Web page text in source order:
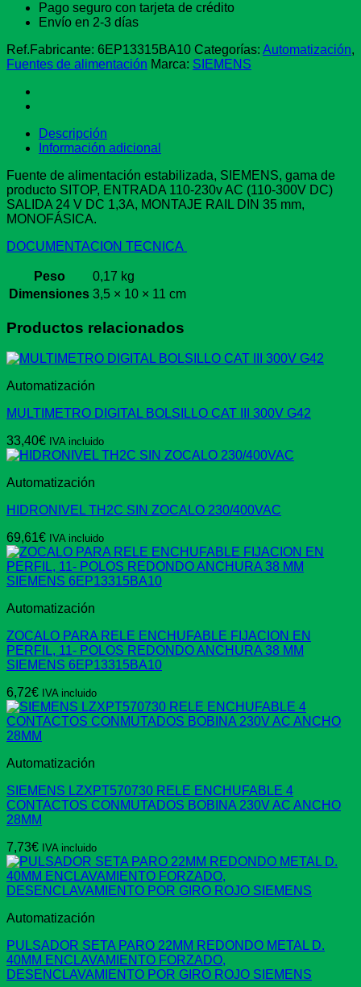
SITOP
PSU100C
220
V
SALIDA
24V
/
1,3A
6EP13315BA10
cantidad
Pago seguro con tarjeta de crédito
Envío en 2-3 días
Ref.Fabricante: 6EP13315BA10 Categorías: Automatización,
Fuentes de alimentación Marca: SIEMENS
Descripción
Información adicional
Fuente de alimentación estabilizada, SIEMENS, gama de
producto SITOP, ENTRADA 110-230v AC (110-300V DC)
SALIDA 24 V DC 1,3A, MONTAJE RAIL DIN 35 mm,
MONOFÁSICA.
DOCUMENTACION TECNICA
Peso
0,17 kg
Dimensiones 3,5 × 10 × 11 cm
Productos relacionados
Automatización
MULTIMETRO DIGITAL BOLSILLO CAT III 300V G42
33,40€ IVA incluido
Automatización
HIDRONIVEL TH2C SIN ZOCALO 230/400VAC
69,61€ IVA incluido
Automatización
ZOCALO PARA RELE ENCHUFABLE FIJACION EN
PERFIL, 11- POLOS REDONDO ANCHURA 38 MM
SIEMENS 6EP13315BA10
6,72€ IVA incluido
Automatización
SIEMENS LZXPT570730 RELE ENCHUFABLE 4
CONTACTOS CONMUTADOS BOBINA 230V AC ANCHO
28MM
7,73€ IVA incluido
Automatización
PULSADOR SETA PARO 22MM REDONDO METAL D.
40MM ENCLAVAMIENTO FORZADO,
DESENCLAVAMIENTO POR GIRO ROJO SIEMENS